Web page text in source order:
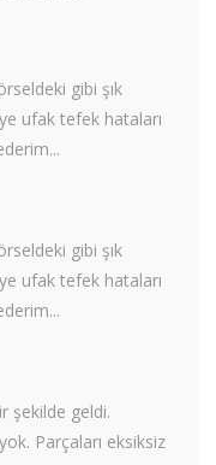
gibi şık
ufak tefek hataları
gibi şık
ufak tefek hataları
şekilde geldi.
Parçaları eksiksiz